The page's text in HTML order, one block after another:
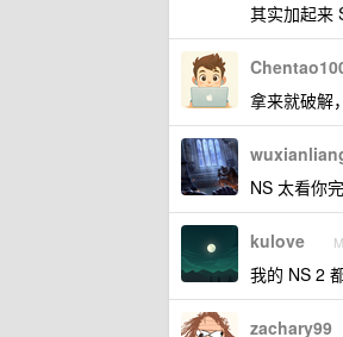
其实加起来
拿来就破解
NS 太看你
kulove
我的 NS 2
zachary99